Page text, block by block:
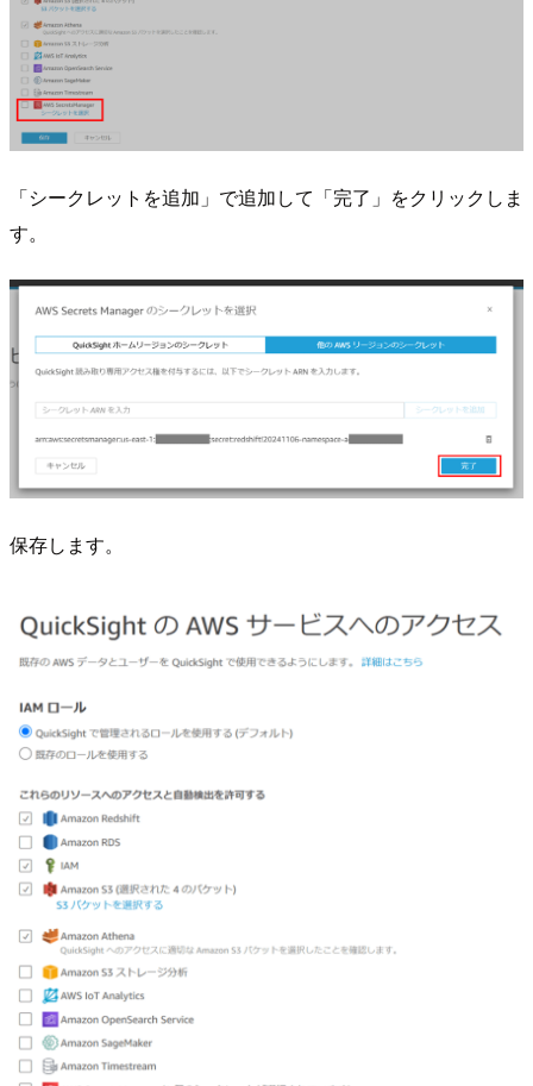
「シークレットを追加」で追加して「完了」をクリックしま
す。
保存します。